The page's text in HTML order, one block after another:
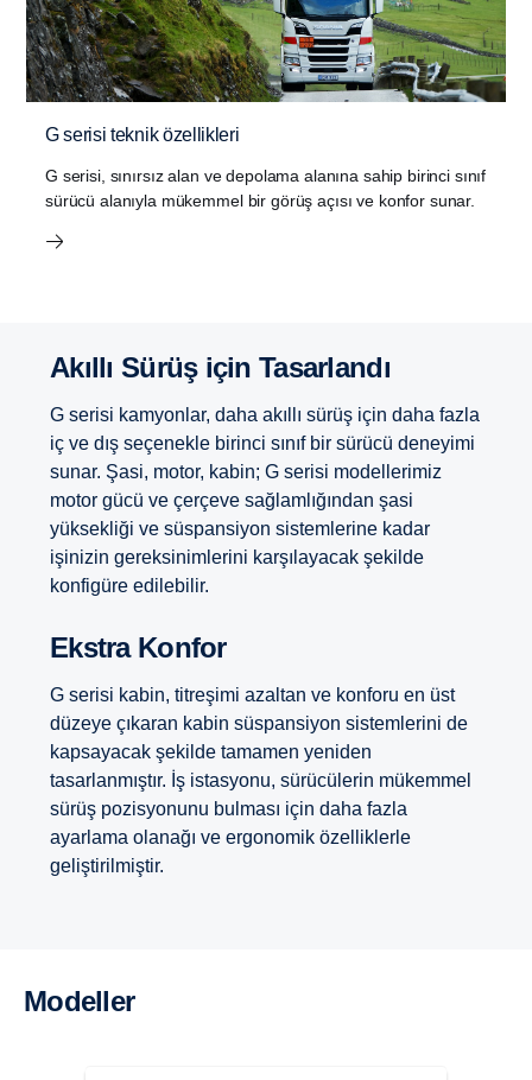
G serisi teknik özellikleri
G serisi, sınırsız alan ve depolama alanına sahip birinci sınıf
sürücü alanıyla mükemmel bir görüş açısı ve konfor sunar.
Akıllı Sürüş için Tasarlandı
G serisi kamyonlar, daha akıllı sürüş için daha fazla
iç ve dış seçenekle birinci sınıf bir sürücü deneyimi
sunar. Şasi, motor, kabin; G serisi modellerimiz
motor gücü ve çerçeve sağlamlığından şasi
yüksekliği ve süspansiyon sistemlerine kadar
işinizin gereksinimlerini karşılayacak şekilde
konfigüre edilebilir.
Ekstra Konfor
G serisi kabin, titreşimi azaltan ve konforu en üst
düzeye çıkaran kabin süspansiyon sistemlerini de
kapsayacak şekilde tamamen yeniden
tasarlanmıştır. İş istasyonu, sürücülerin mükemmel
sürüş pozisyonunu bulması için daha fazla
ayarlama olanağı ve ergonomik özelliklerle
geliştirilmiştir.
Modeller